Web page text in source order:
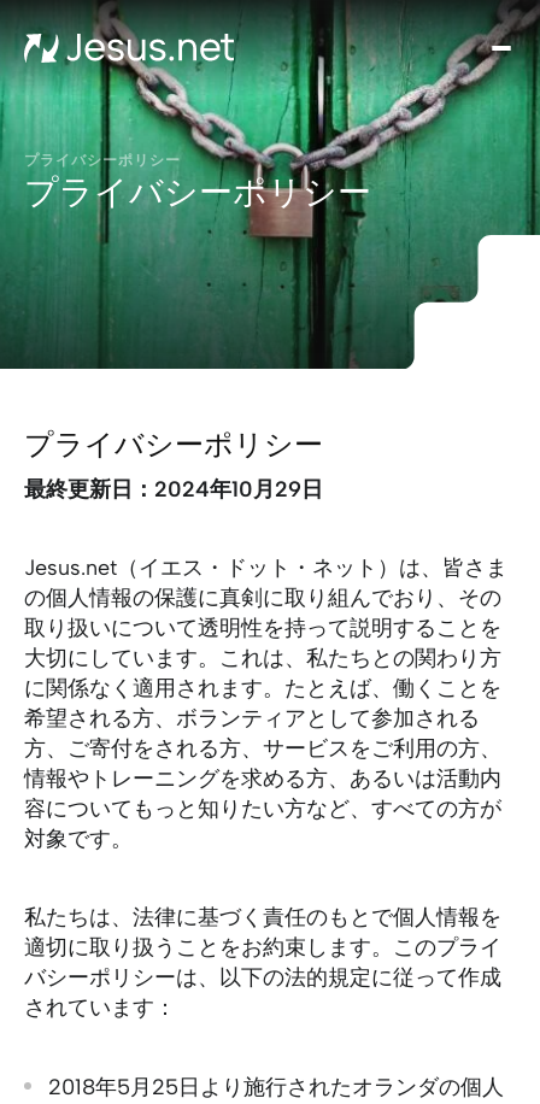
ミ
ラ
ル
(お
と
い
あ
わ
プライバシーポリシー
プライバシーポリシー
プライバシーポリシー
最終更新日：2024年10月29日
Jesus.net（イエス・ドット・ネット）は、皆さま
の個人情報の保護に真剣に取り組んでおり、その
取り扱いについて透明性を持って説明することを
大切にしています。これは、私たちとの関わり方
に関係なく適用されます。たとえば、働くことを
希望される方、ボランティアとして参加される
方、ご寄付をされる方、サービスをご利用の方、
情報やトレーニングを求める方、あるいは活動内
容についてもっと知りたい方など、すべての方が
対象です。
私たちは、法律に基づく責任のもとで個人情報を
適切に取り扱うことをお約束します。このプライ
バシーポリシーは、以下の法的規定に従って作成
されています：
2018年5月25日より施行されたオランダの個人